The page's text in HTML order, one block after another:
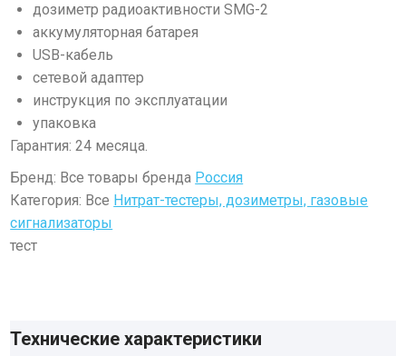
дозиметр радиоактивности SMG-2
аккумуляторная батарея
USB-кабель
сетевой адаптер
инструкция по эксплуатации
упаковка
Гарантия: 24 месяца.
Бренд: Все товары бренда Россия
Категория: Все Нитрат-тестеры, дозиметры, газовые
сигнализаторы
тест
Технические характеристики